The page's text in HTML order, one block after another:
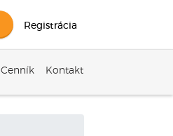
Registrácia
Cenník Kontakt